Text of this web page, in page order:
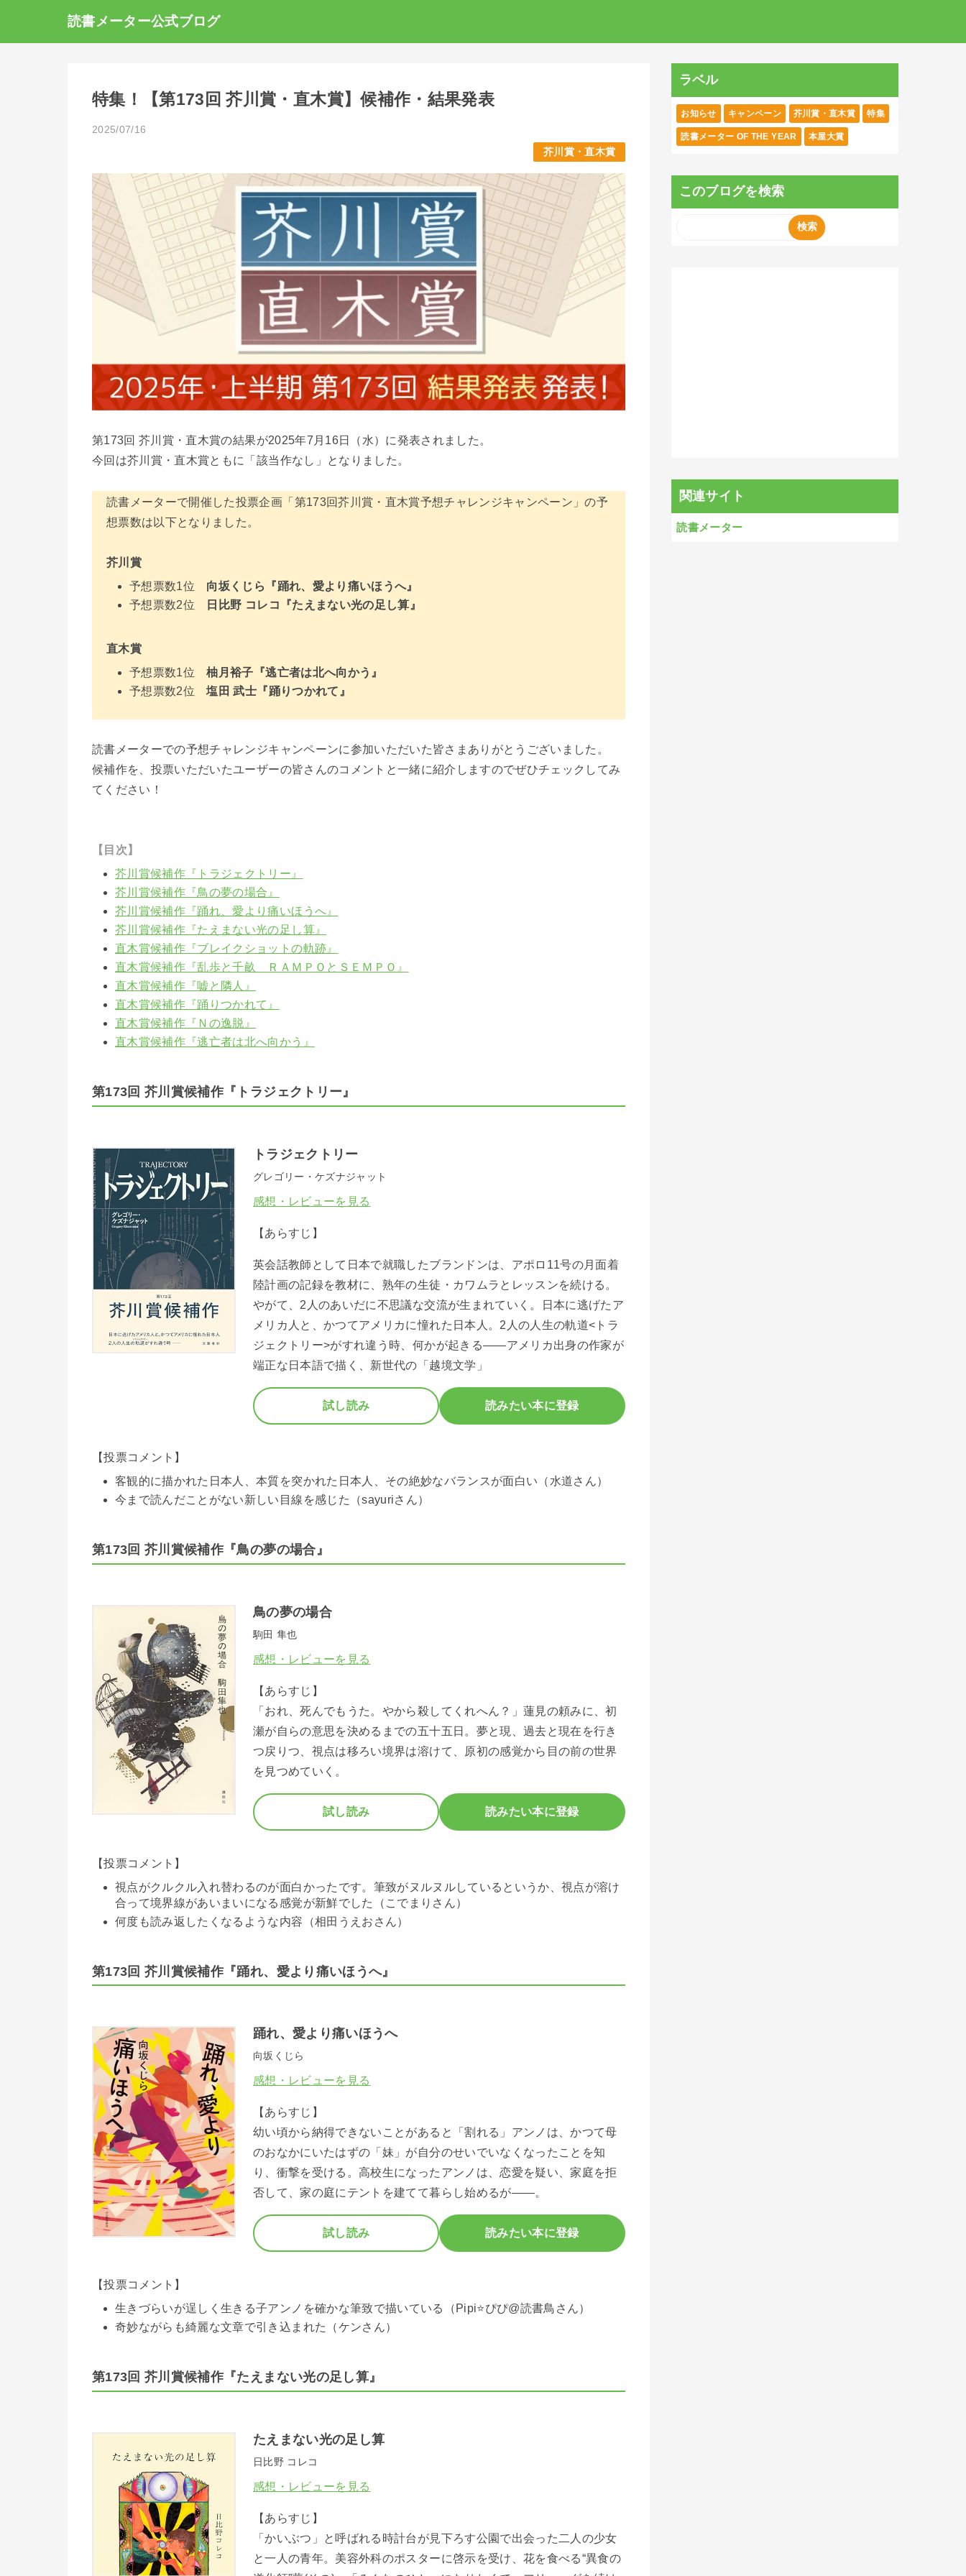
読書メーター公式ブログ
特集！【第173回 芥川賞・直木賞】候補作・結果発表
2025/07/16
芥川賞・直木賞
第173回 芥川賞・直木賞の結果が2025年7月16日（水）に発表されました。
今回は芥川賞・直木賞ともに「該当作なし」となりました。
読書メーターで開催した投票企画「第173回芥川賞・直木賞予想チャレンジキャンペーン」の予
想票数は以下となりました。
芥川賞
予想票数1位 向坂くじら『踊れ、愛より痛いほうへ』
予想票数2位
日比野 コレコ『たえまない光の足し算』
直木賞
予想票数1位柚月裕子『逃亡者は北へ向かう』
予想票数2位塩田 武士『踊りつかれて』
読書メーターでの予想チャレンジキャンペーンに参加いただいた皆さまありがとうございました。
候補作を、投票いただいたユーザーの皆さんのコメントと一緒に紹介しますのでぜひチェックしてみ
てください！
【目次】
芥川賞候補作『トラジェクトリー』
芥川賞候補作『鳥の夢の場合』
芥川賞候補作『踊れ、愛より痛いほうへ』
芥川賞候補作『たえまない光の足し算』
直木賞候補作『ブレイクショットの軌跡』
直木賞候補作『乱歩と千畝 ＲＡＭＰＯとＳＥＭＰＯ』
直木賞候補作『嘘と隣人』
直木賞候補作『踊りつかれて』
直木賞候補作『Ｎの逸脱』
直木賞候補作『逃亡者は北へ向かう』
第173回 芥川賞候補作『トラジェクトリー』
トラジェクトリー
グレゴリー・ケズナジャット
感想・レビューを見る
【あらすじ】
英会話教師として日本で就職したブランドンは、アポロ11号の月面着
陸計画の記録を教材に、熟年の生徒・カワムラとレッスンを続ける。
やがて、2人のあいだに不思議な交流が生まれていく。日本に逃げたア
メリカ人と、かつてアメリカに憧れた日本人。2人の人生の軌道<トラ
ジェクトリー>がすれ違う時、何かが起きる――アメリカ出身の作家が
端正な日本語で描く、新世代の「越境文学」
試し読み 読みたい本に登録
【投票コメント】
客観的に描かれた日本人、本質を突かれた日本人、その絶妙なバランスが面白い（水道さん）
今まで読んだことがない新しい目線を感じた（sayuriさん）
第173回 芥川賞候補作『鳥の夢の場合』
鳥の夢の場合
駒田 隼也
感想・レビューを見る
【あらすじ】
「おれ、死んでもうた。やから殺してくれへん？」蓮見の頼みに、初
瀬が自らの意思を決めるまでの五十五日。夢と現、過去と現在を行き
つ戻りつ、視点は移ろい境界は溶けて、原初の感覚から目の前の世界
を見つめていく。
試し読み 読みたい本に登録
【投票コメント】
視点がクルクル入れ替わるのが面白かったです。筆致がヌルヌルしているというか、視点が溶け
合って境界線があいまいになる感覚が新鮮でした（こでまりさん）
何度も読み返したくなるような内容（相田うえおさん）
第173回 芥川賞候補作『踊れ、愛より痛いほうへ』
踊れ、愛より痛いほうへ
向坂くじら
感想・レビューを見る
【あらすじ】
幼い頃から納得できないことがあると「割れる」アンノは、かつて母
のおなかにいたはずの「妹」が自分のせいでいなくなったことを知
り、衝撃を受ける。高校生になったアンノは、恋愛を疑い、家庭を拒
否して、家の庭にテントを建てて暮らし始めるが――。
試し読み 読みたい本に登録
【投票コメント】
生きづらいが逞しく生きる子アンノを確かな筆致で描いている（Pipi⭐️ぴぴ@読書鳥さん）
奇妙ながらも綺麗な文章で引き込まれた（ケンさん）
第173回 芥川賞候補作『たえまない光の足し算』
たえまない光の足し算
日比野 コレコ
感想・レビューを見る
【あらすじ】
「かいぶつ」と呼ばれる時計台が見下ろす公園で出会った二人の少女
と一人の青年。美容外科のポスターに啓示を受け、花を食べる“異食の
ラベル
お知らせ キャンペーン 芥川賞・直木賞 特集
読書メーター OF THE YEAR 本屋大賞
このブログを検索
関連サイト
読書メーター